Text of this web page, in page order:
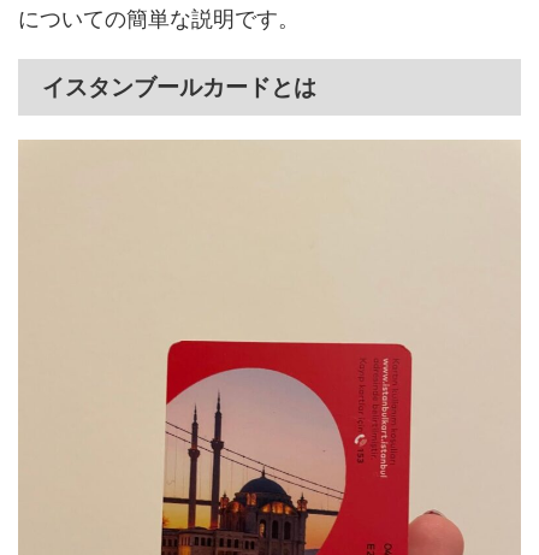
についての簡単な説明です。
イスタンブールカードとは